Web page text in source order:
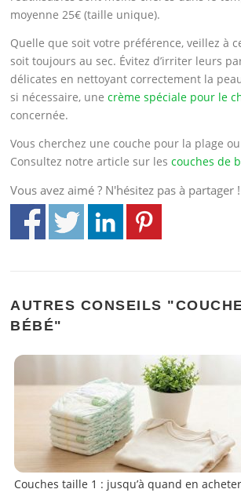
moyenne 25€ (taille unique).
Quelle que soit votre préférence, veillez à
soit toujours au sec. Évitez d’irriter leurs
délicates en nettoyant correctement la
si nécessaire, unecrème spéciale pour le
concernée.
Vous cherchez une couche pour la plage
Consultez notre article sur lescouches de
Vous avez aimé ? N'hésitez pas à partager !
AUTRES CONSEILS
BÉBÉ"
Couches taille 1 : jusqu’à quand en